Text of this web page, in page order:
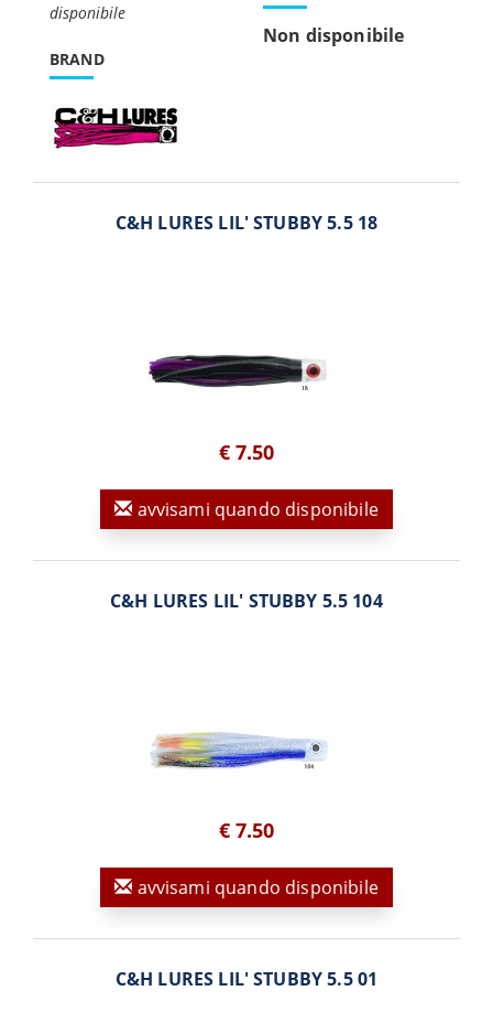
disponibile
BRAND
Non disponibile
C&H LURES LIL' STUBBY 5.5 18
€ 7.50
avvisami quando disponibile
C&H LURES LIL' STUBBY 5.5 104
€ 7.50
avvisami quando disponibile
C&H LURES LIL' STUBBY 5.5 01